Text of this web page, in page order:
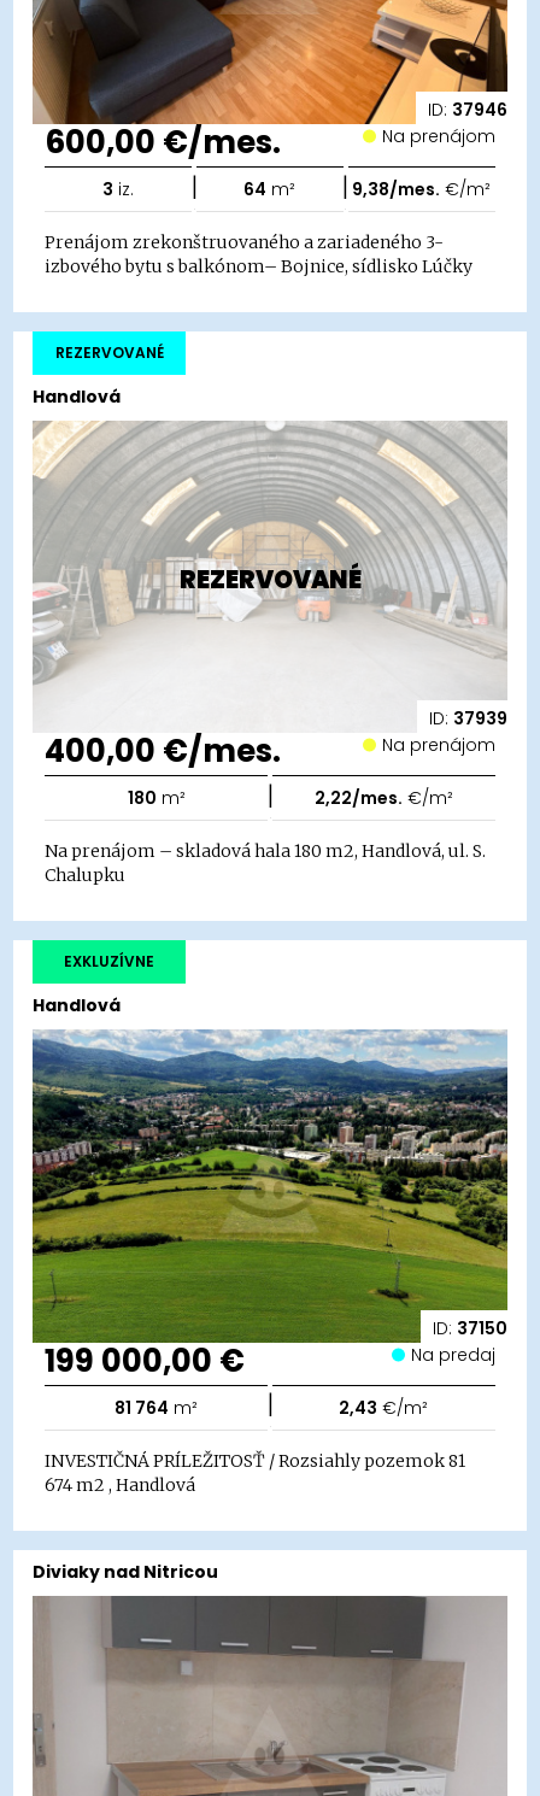
ID: 37946
600,00 €/mes. Na prenájom
3 iz. | 64 m² | 9,38/mes. €/m²
Prenájom zrekonštruovaného a zariadeného 3-
izbového bytu s balkónom– Bojnice, sídlisko Lúčky
REZERVOVANÉ
ID: 37939
Handlová
REZERVOVANÉ
400,00 €/mes. Na prenájom
180 m² | 2,22/mes. €/m²
Na prenájom – skladová hala 180 m2, Handlová, ul. S.
Chalupku
ID: 37150
Handlová
EXKLUZÍVNE
199 000,00 € Na predaj
81 764 m² | 2,43 €/m²
INVESTIČNÁ PRÍLEŽITOSŤ / Rozsiahly pozemok 81
674 m2 , Handlová
Diviaky nad Nitricou